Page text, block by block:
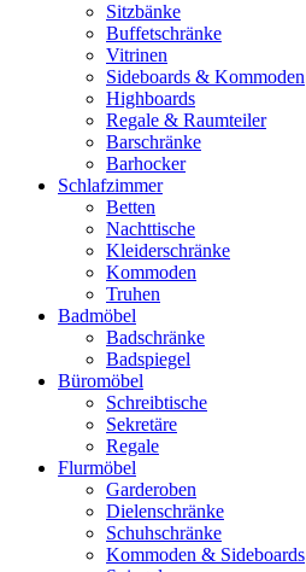
Sitzbänke
Buffetschränke
Vitrinen
Sideboards & Kommoden
Highboards
Regale & Raumteiler
Barschränke
Barhocker
Schlafzimmer
Betten
Nachttische
Kleiderschränke
Kommoden
Truhen
Badmöbel
Badschränke
Badspiegel
Büromöbel
Schreibtische
Sekretäre
Regale
Flurmöbel
Garderoben
Dielenschränke
Schuhschränke
Kommoden & Sideboards